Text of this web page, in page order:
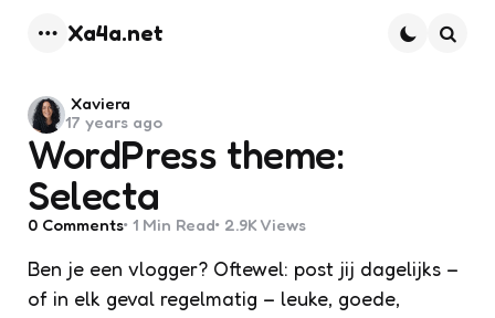
Xa4a.net
WordPress theme:
Selecta
Posted
by
Xaviera
17 years ago
0 Comments 1 Min Read 2.9K Views
Ben je een vlogger? Oftewel: post jij dagelijks –
of in elk geval regelmatig – leuke, goede,